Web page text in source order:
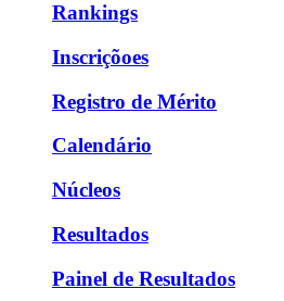
Rankings
Inscriçõoes
Registro de Mérito
Calendário
Núcleos
Resultados
Painel de Resultados